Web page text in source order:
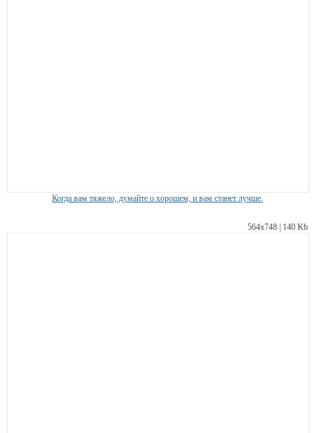
Когда вам тяжело, думайте о хорошем, и вам станет лучше.
564х748 | 140 Kb